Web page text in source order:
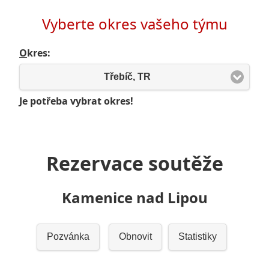
Vyberte okres vašeho týmu
Okres:
Třebíč, TR
Je potřeba vybrat okres!
Rezervace soutěže
Kamenice nad Lipou
Pozvánka Obnovit Statistiky